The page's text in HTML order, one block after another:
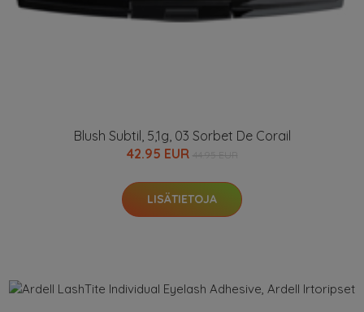
Blush Subtil, 5,1g, 03 Sorbet De Corail
42.95 EUR
LISÄTIETOJA